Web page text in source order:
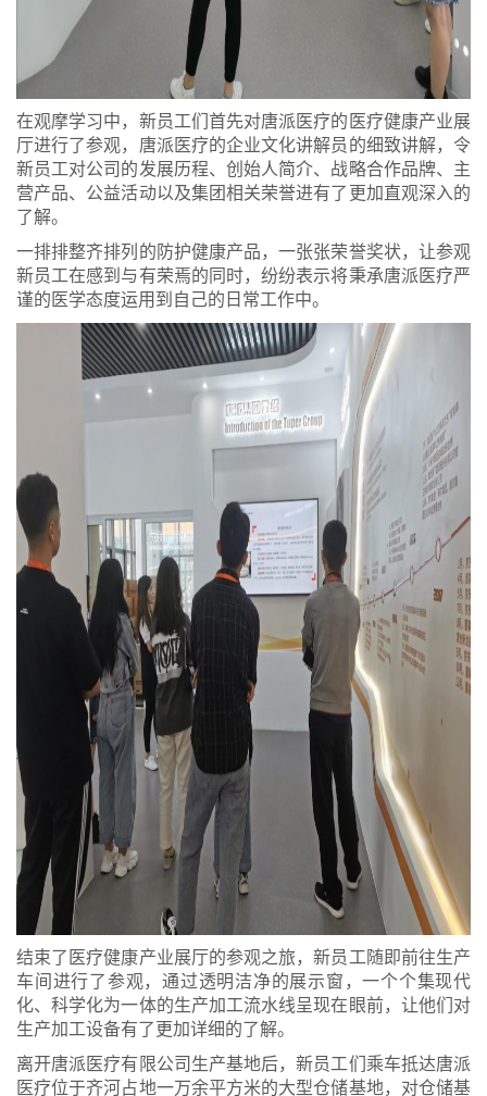
在观摩学习中，新员工们首先对唐派医疗的医疗健康产业展
厅进行了参观，唐派医疗的企业文化讲解员的细致讲解，令
新员工对公司的发展历程、创始人简介、战略合作品牌、主
营产品、公益活动以及集团相关荣誉进有了更加直观深入的
了解。
一排排整齐排列的防护健康产品，一张张荣誉奖状，让参观
新员工在感到与有荣焉的同时，纷纷表示将秉承唐派医疗严
谨的医学态度运用到自己的日常工作中。
结束了医疗健康产业展厅的参观之旅，新员工随即前往生产
车间进行了参观，通过透明洁净的展示窗，一个个集现代
化、科学化为一体的生产加工流水线呈现在眼前，让他们对
生产加工设备有了更加详细的了解。
离开唐派医疗有限公司生产基地后，新员工们乘车抵达唐派
医疗位于齐河占地一万余平方米的大型仓储基地，对仓储基